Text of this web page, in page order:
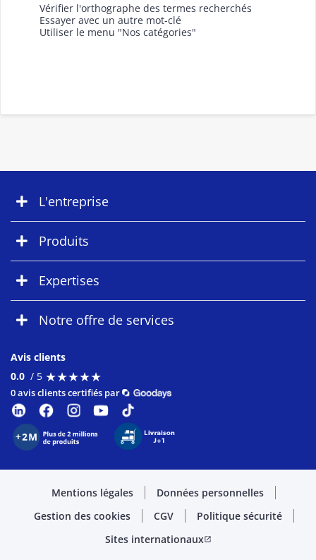
Vérifier l'orthographe des termes recherchés
Essayer avec un autre mot-clé
Utiliser le menu "Nos catégories"
L'entreprise
Produits
Expertises
Notre offre de services
Avis clients
0.0 / 5 ★★★★★
★★★★★
0 avis clients certifiés par
Mentions légales
Données personnelles
Gestion des cookies
CGV
Politique sécurité
Sites internationauxopen_in_new